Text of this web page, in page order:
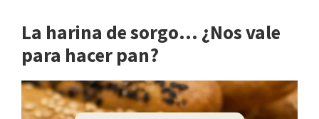
La harina de sorgo… ¿Nos vale
para hacer pan?